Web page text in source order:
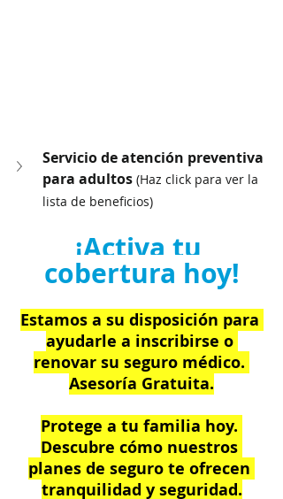
Servicio de atención preventiva
para adultos (Haz click para ver la
lista de beneficios)
¡Activa tu
cobertura hoy!
Estamos a su disposición para
ayudarle a inscribirse o
renovar su seguro médico.
Asesoría Gratuita.
Protege a tu familia hoy.
Descubre cómo nuestros
planes de seguro te ofrecen
tranquilidad y seguridad.